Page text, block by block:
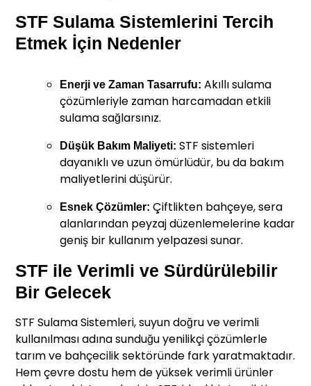
STF Sulama Sistemlerini Tercih
Etmek İçin Nedenler
Enerji ve Zaman Tasarrufu: Akıllı sulama
çözümleriyle zaman harcamadan etkili
sulama sağlarsınız.
Düşük Bakım Maliyeti: STF sistemleri
dayanıklı ve uzun ömürlüdür, bu da bakım
maliyetlerini düşürür.
Esnek Çözümler: Çiftlikten bahçeye, sera
alanlarından peyzaj düzenlemelerine kadar
geniş bir kullanım yelpazesi sunar.
STF ile Verimli ve Sürdürülebilir
Bir Gelecek
STF Sulama Sistemleri, suyun doğru ve verimli
kullanılması adına sunduğu yenilikçi çözümlerle
tarım ve bahçecilik sektöründe fark yaratmaktadır.
Hem çevre dostu hem de yüksek verimli ürünler